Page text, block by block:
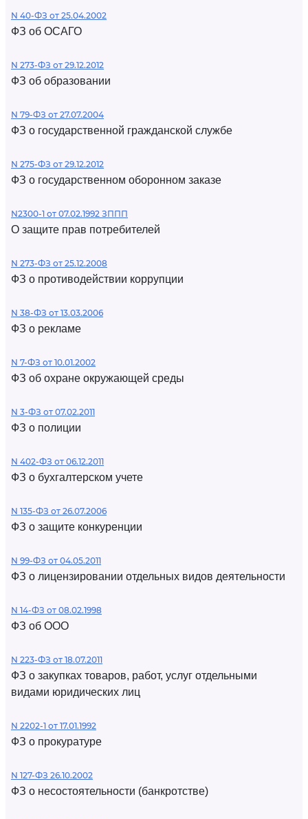
N 40-ФЗ от 25.04.2002
ФЗ об ОСАГО
N 273-ФЗ от 29.12.2012
ФЗ об образовании
N 79-ФЗ от 27.07.2004
ФЗ о государственной гражданской службе
N 275-ФЗ от 29.12.2012
ФЗ о государственном оборонном заказе
N2300-1 от 07.02.1992 ЗППП
О защите прав потребителей
N 273-ФЗ от 25.12.2008
ФЗ о противодействии коррупции
N 38-ФЗ от 13.03.2006
ФЗ о рекламе
N 7-ФЗ от 10.01.2002
ФЗ об охране окружающей среды
N 3-ФЗ от 07.02.2011
ФЗ о полиции
N 402-ФЗ от 06.12.2011
ФЗ о бухгалтерском учете
N 135-ФЗ от 26.07.2006
ФЗ о защите конкуренции
N 99-ФЗ от 04.05.2011
ФЗ о лицензировании отдельных видов деятельности
N 14-ФЗ от 08.02.1998
ФЗ об ООО
N 223-ФЗ от 18.07.2011
ФЗ о закупках товаров, работ, услуг отдельными
видами юридических лиц
N 2202-1 от 17.01.1992
ФЗ о прокуратуре
N 127-ФЗ 26.10.2002
ФЗ о несостоятельности (банкротстве)